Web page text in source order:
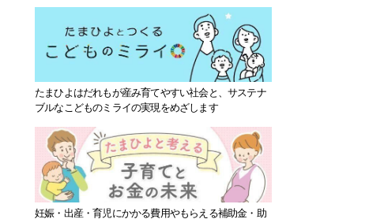
たまひよはだれもが産み育てやすい社会と、サステナ
ブルなこどものミライの実現をめざします
妊娠・出産・育児にかかる費用やもらえる補助金・助